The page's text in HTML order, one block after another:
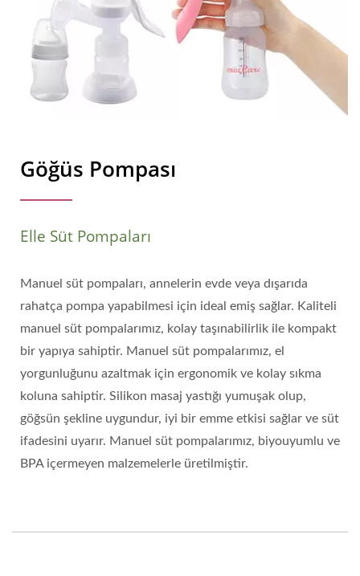
Göğüs Pompası
Elle Süt Pompaları
Manuel süt pompaları, annelerin evde veya dışarıda
rahatça pompa yapabilmesi için ideal emiş sağlar. Kaliteli
manuel süt pompalarımız, kolay taşınabilirlik ile kompakt
bir yapıya sahiptir. Manuel süt pompalarımız, el
yorgunluğunu azaltmak için ergonomik ve kolay sıkma
koluna sahiptir. Silikon masaj yastığı yumuşak olup,
göğsün şekline uygundur, iyi bir emme etkisi sağlar ve süt
ifadesini uyarır. Manuel süt pompalarımız, biyouyumlu ve
BPA içermeyen malzemelerle üretilmiştir.